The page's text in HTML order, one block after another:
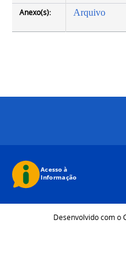
Anexo(s):
Arquivo
Desenvolvido com o